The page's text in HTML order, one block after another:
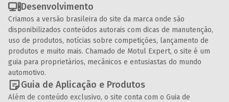
Desenvolvimento
Criamos a versão brasileira do site da marca onde são
disponibilizados conteúdos autorais com dicas de manutenção,
uso de produtos, notícias sobre competições, lançamento de
produtos e muito mais. Chamado de Motul Expert, o site é um
guia para proprietários, mecânicos e entusiastas do mundo
automotivo.
Guia de Aplicação e Produtos
Além de conteúdo exclusivo, o site conta com o Guia de